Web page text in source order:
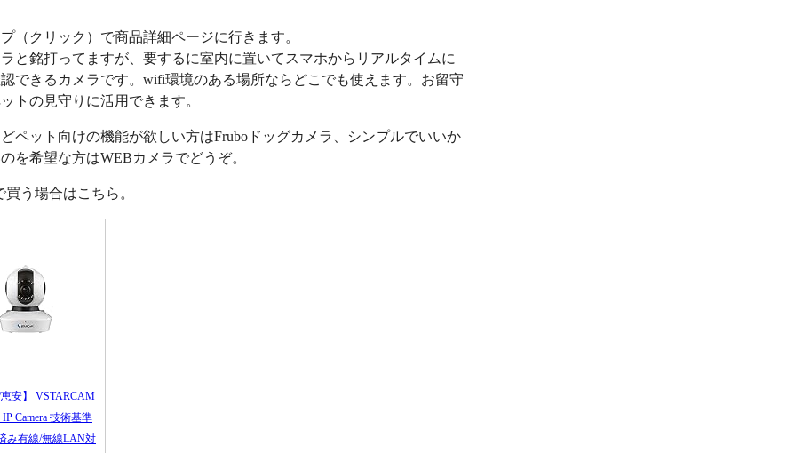
（クリック）で商品詳細ページに行きます。
と銘打ってますが、要するに室内に置いてスマホからリアルタイムに
できるカメラです。wifi環境のある場所ならどこでも使えます。お留守
トの見守りに活用できます。
ペット向けの機能が欲しい方はFruboドッグカメラ、シンプルでいいか
を希望な方はWEBカメラでどうぞ。
買う場合はこちら。
恵安】 VSTARCAM
Camera 技術基準
み有線/無線LAN対